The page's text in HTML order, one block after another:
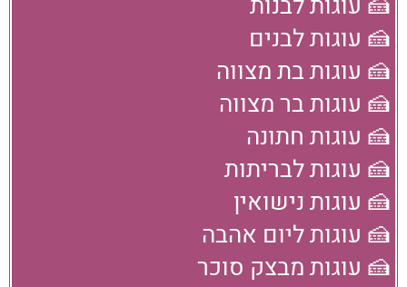
🍰 עוגות לבנים
🍰 עוגות בת מצווה
🍰 עוגות בר מצווה
🍰 עוגות חתונה
🍰 עוגות לבריתות
🍰 עוגות נישואין
🍰 עוגות ליום אהבה
🍰 עוגות מבצק סוכר